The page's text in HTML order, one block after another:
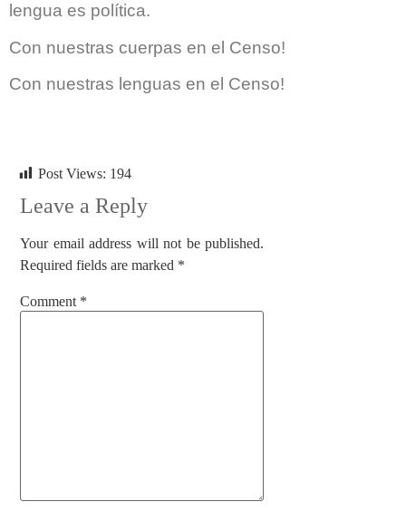
lengua es política.
Con nuestras cuerpas en el Censo!
Con nuestras lenguas en el Censo!
Post Views: 194
Leave a Reply
Your email address will not be published.
Required fields are marked *
Comment *